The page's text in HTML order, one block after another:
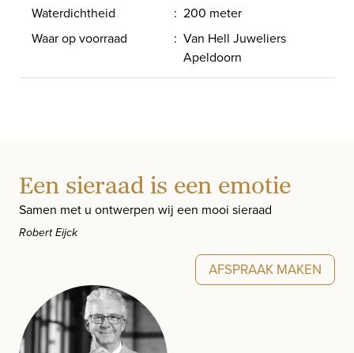
Waterdichtheid : 200 meter
Waar op voorraad
: Van Hell Juweliers
Apeldoorn
Een sieraad is een emotie
Samen met u ontwerpen wij een mooi sieraad
Robert Eijck
AFSPRAAK MAKEN